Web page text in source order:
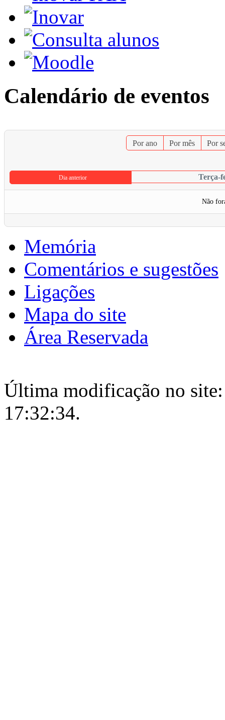
Calendário de eventos
Por ano Por mês Por
Dia anterior Terça-
Não
Memória
Comentários e sugestões
Ligações
Mapa do site
Área Reservada
Última modificação no
17:32:34.